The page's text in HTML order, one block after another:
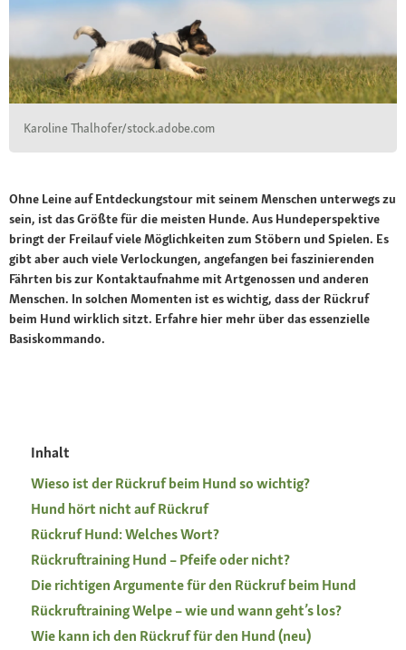
Karoline Thalhofer/stock.adobe.com
Ohne Leine auf Entdeckungstour mit seinem Menschen unterwegs zu
sein, ist das Größte für die meisten Hunde. Aus Hundeperspektive
bringt der Freilauf viele Möglichkeiten zum Stöbern und Spielen. Es
gibt aber auch viele Verlockungen, angefangen bei faszinierenden
Fährten bis zur Kontaktaufnahme mit Artgenossen und anderen
Menschen. In solchen Momenten ist es wichtig, dass der Rückruf
beim Hund wirklich sitzt. Erfahre hier mehr über das essenzielle
Basiskommando.
Inhalt
Wieso ist der Rückruf beim Hund so wichtig?
Hund hört nicht auf Rückruf
Rückruf Hund: Welches Wort?
Rückruftraining Hund – Pfeife oder nicht?
Die richtigen Argumente für den Rückruf beim Hund
Rückruftraining Welpe – wie und wann geht’s los?
Wie kann ich den Rückruf für den Hund (neu)